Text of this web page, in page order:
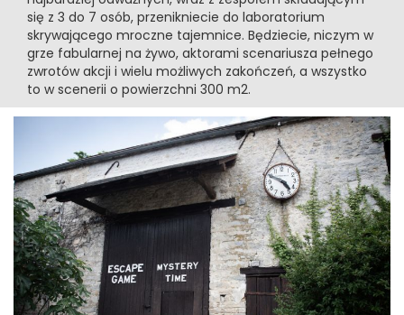
się z 3 do 7 osób, przenikniecie do laboratorium
skrywającego mroczne tajemnice. Będziecie, niczym w
grze fabularnej na żywo, aktorami scenariusza pełnego
zwrotów akcji i wielu możliwych zakończeń, a wszystko
to w scenerii o powierzchni 300 m2.